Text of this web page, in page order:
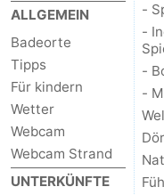
ALLGEMEIN
Badeorte
Tipps
Für kindern
Wetter
Webcam
Webcam Strand
UNTERKÜNFTE
-
-
-
-